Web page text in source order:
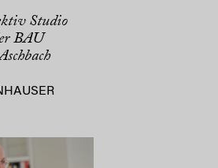
Studio
BAU